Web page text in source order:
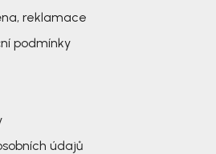
reklamace
podmínky
údajů